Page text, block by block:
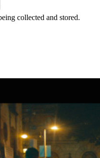
collected and stored.